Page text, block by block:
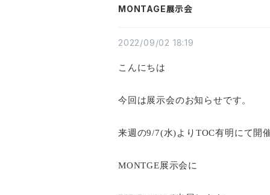
MONTAGE展示会
2022/09/02 18:19
こんにちは
今回は展示会のお知らせです。
来週の9/7(水)よりTOC有明にて開
MONTGE展示会に